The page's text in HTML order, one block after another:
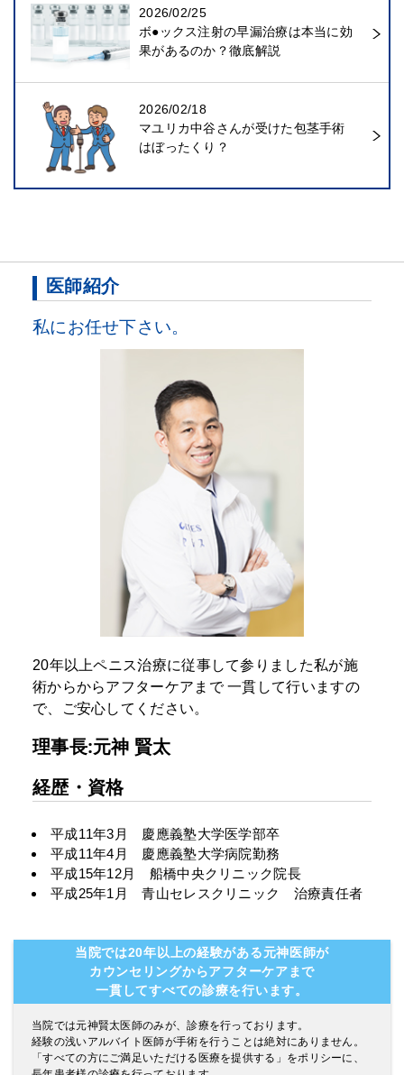
2026/02/25
ボ●ックス注射の早漏治療は本当に効
果があるのか？徹底解説
2026/02/18
マユリカ中谷さんが受けた包茎手術
はぼったくり？
医師紹介
私にお任せ下さい。
20年以上ペニス治療に従事して参りました私が施
術からからアフターケアまで一貫して行いますの
で、ご安心してください。
理事長:元神 賢太
経歴・資格
平成11年3月 慶應義塾大学医学部卒
平成11年4月 慶應義塾大学病院勤務
平成15年12月 船橋中央クリニック院長
平成25年1月 青山セレスクリニック 治療責任者
当院では20年以上の経験がある元神医師が
カウンセリングからアフターケアまで
一貫してすべての診療を行います。
当院では元神賢太医師のみが、診療を行っております。
経験の浅いアルバイト医師が手術を行うことは絶対にありません。
「すべての方にご満足いただける医療を提供する」をポリシーに、